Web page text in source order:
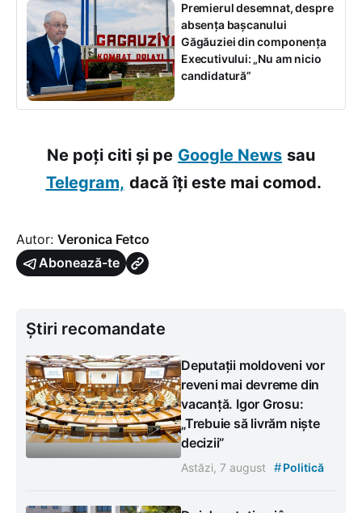
Premierul desemnat, despre
absența bașcanului
Găgăuziei din componența
Executivului: „Nu am nicio
candidatură”
Ne poți citi și pe Google News sau
Telegram, dacă îți este mai comod.
Autor: Veronica Fetco
Abonează-te
Știri recomandate
Deputații moldoveni vor
reveni mai devreme din
vacanță. Igor Grosu:
„Trebuie să livrăm niște
decizii”
Astăzi, 7 august #Politică